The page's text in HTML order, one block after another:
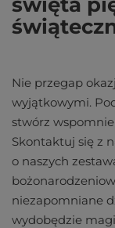
Nie przegap
wyjątkowymi.
stwórz
Skontaktuj się z
o naszych
niezapomniane
wydobędzie